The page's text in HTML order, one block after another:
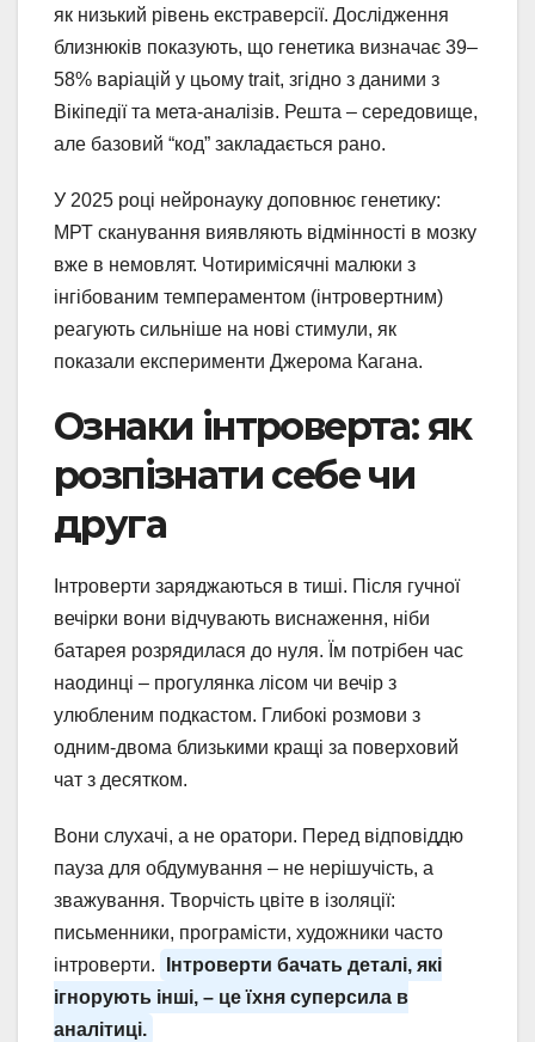
як низький рівень екстраверсії. Дослідження
близнюків показують, що генетика визначає 39–
58% варіацій у цьому trait, згідно з даними з
Вікіпедії та мета-аналізів. Решта – середовище,
але базовий “код” закладається рано.
У 2025 році нейронауку доповнює генетику:
МРТ сканування виявляють відмінності в мозку
вже в немовлят. Чотиримісячні малюки з
інгібованим темпераментом (інтровертним)
реагують сильніше на нові стимули, як
показали експерименти Джерома Кагана.
Ознаки інтроверта: як
розпізнати себе чи
друга
Інтроверти заряджаються в тиші. Після гучної
вечірки вони відчувають виснаження, ніби
батарея розрядилася до нуля. Їм потрібен час
наодинці – прогулянка лісом чи вечір з
улюбленим подкастом. Глибокі розмови з
одним-двома близькими кращі за поверховий
чат з десятком.
Вони слухачі, а не оратори. Перед відповіддю
пауза для обдумування – не нерішучість, а
зважування. Творчість цвіте в ізоляції:
письменники, програмісти, художники часто
інтроверти.
Інтроверти бачать деталі, які
ігнорують інші, – це їхня суперсила в
аналітиці.